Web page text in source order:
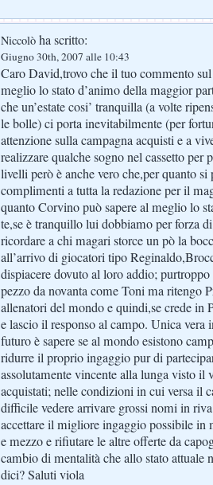
Niccolò ha scritto:
Giugno 30th, 2007 alle 10:43
Caro David,trovo che il tuo commento
meglio lo stato d’animo della maggior
che un’estate cosi’ tranquilla (a volte
le bolle) ci porta inevitabilmente (per
attenzione sulla campagna acquisti e a
realizzare qualche sogno nel cassetto per
livelli però è anche vero che,per quanto si
complimenti a tutta la redazione per il
quanto Corvino può sapere al meglio lo
te,se è tranquillo lui dobbiamo per forza
ricordare a chi magari storce un pò la
all’arrivo di giocatori tipo
dispiacere dovuto al loro addio;
pezzo da novanta come Toni ma ritengo
allenatori del mondo e quindi,se crede in
e lascio il responso al campo. Unica vera
futuro è sapere se al mondo esistono
ridurre il proprio ingaggio pur di
assolutamente vincente alla lunga visto il
acquistati; nelle condizioni in cui versa il
difficile vedere arrivare grossi nomi in
accettare il migliore ingaggio possibile
e mezzo e rifiutare le altre offerte da
cambio di mentalità che allo stato attuale
dici? Saluti viola